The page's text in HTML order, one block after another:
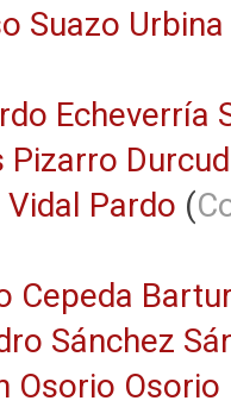
Suazo Urbina
Echeverría
Pizarro
Pardo (
Cepeda
Sánchez
Osorio Osorio